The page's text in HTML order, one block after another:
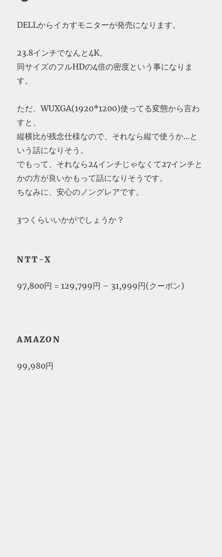
DELLからイカすモニターが発売になります。
23.8インチでなんと4K。
同サイズのフルHDの4倍の密度という事になりま
す。
ただ、WUXGA(1920*1200)使ってる変態から言わ
すと、
縦横比が残念仕様なので、それなら縦で使うか…と
いう話になりそう。
でもって、それなら24インチじゃなくて27インチと
かの方が良いかもって話になりそうです。
ちなみに、安心のノングレアです。
3つくらいいかがでしょうか？
NTT-X
97,800円 = 129,799円 – 31,999円(クーポン)
AMAZON
99,980円